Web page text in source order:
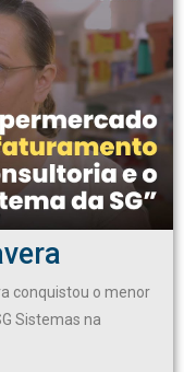
conquistou o menor
Sistemas na